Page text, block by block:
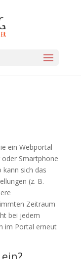
ein Webportal
Smartphone
kann sich das
(z. B.
Zeitraum
bei jedem
im Portal erneut